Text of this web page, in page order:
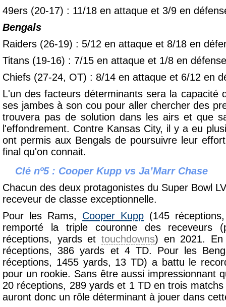
49ers (20-17) : 11/18 en attaque et 3/9 en
Bengals
Raiders (26-19) : 5/12 en attaque et 8/18 en
Titans (19-16) : 7/15 en attaque et 1/8 en défense
Chiefs (27-24, OT) : 8/14 en attaque et 6/12 en
L'un des facteurs déterminants sera la capacité
ses jambes à son cou pour aller chercher des
trouvera pas de solution dans les airs et que
l'effondrement. Contre Kansas City, il y a eu
ont permis aux Bengals de poursuivre leur
final qu'on connait.
Clé nº5 : Cooper Kupp vs Ja’Marr Chase
Chacun des deux protagonistes du Super Bowl
receveur de classe exceptionnelle.
Pour les Rams, Cooper Kupp (145
remporté la triple couronne des receveurs
réceptions, yards et touchdowns) en 2021.
réceptions, 386 yards et 4 TD. Pour les
réceptions, 1455 yards, 13 TD) a battu le
pour un rookie. Sans être aussi impressionnant
20 réceptions, 289 yards et 1 TD en trois
auront donc un rôle déterminant à jouer dans